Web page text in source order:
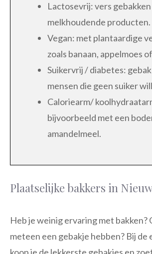
Lactosevrij: vers
melkhoudende producten.
Vegan: met plantaardige
zoals banaan, appelmoes
Suikervrij / diabetes:
mensen die geen suiker
Caloriearm/
bijvoorbeeld met een
amandelmeel.
Plaatselijke bakkers in
Heb je weinig ervaring met bakken?
meteen een gebakje hebben? Bij de